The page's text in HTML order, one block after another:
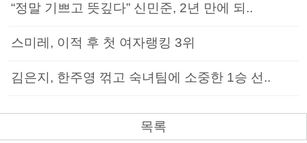
“정말 기쁘고 뜻깊다” 신민준, 2년 만에 되..
스미레, 이적 후 첫 여자랭킹 3위
김은지, 한주영 꺾고 숙녀팀에 소중한 1승 선..
목록